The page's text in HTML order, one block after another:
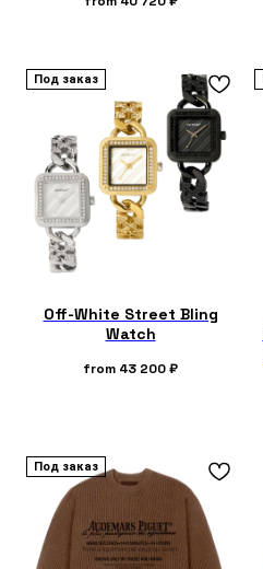
Под заказ
Off-White Street Bling
Watch
from 43 200₽
Под заказ